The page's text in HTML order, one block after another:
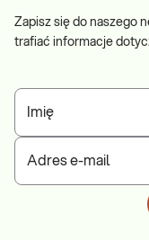
Zapisz się do naszego
trafiać informacje
Imię
Adres e-mail